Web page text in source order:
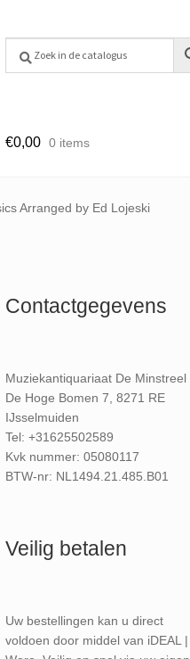
€0,00 0 items
Arranged by Ed Lojeski
Contactgegevens
Muziekantiquariaat De Minstreel
De Hoge Bomen 7, 8271 RE
IJsselmuiden
Tel: +31625502589
Kvk nummer: 05080117
BTW-nr: NL1494.21.485.B01
Veilig betalen
Uw bestellingen kan u direct
voldoen door middel van iDEAL |